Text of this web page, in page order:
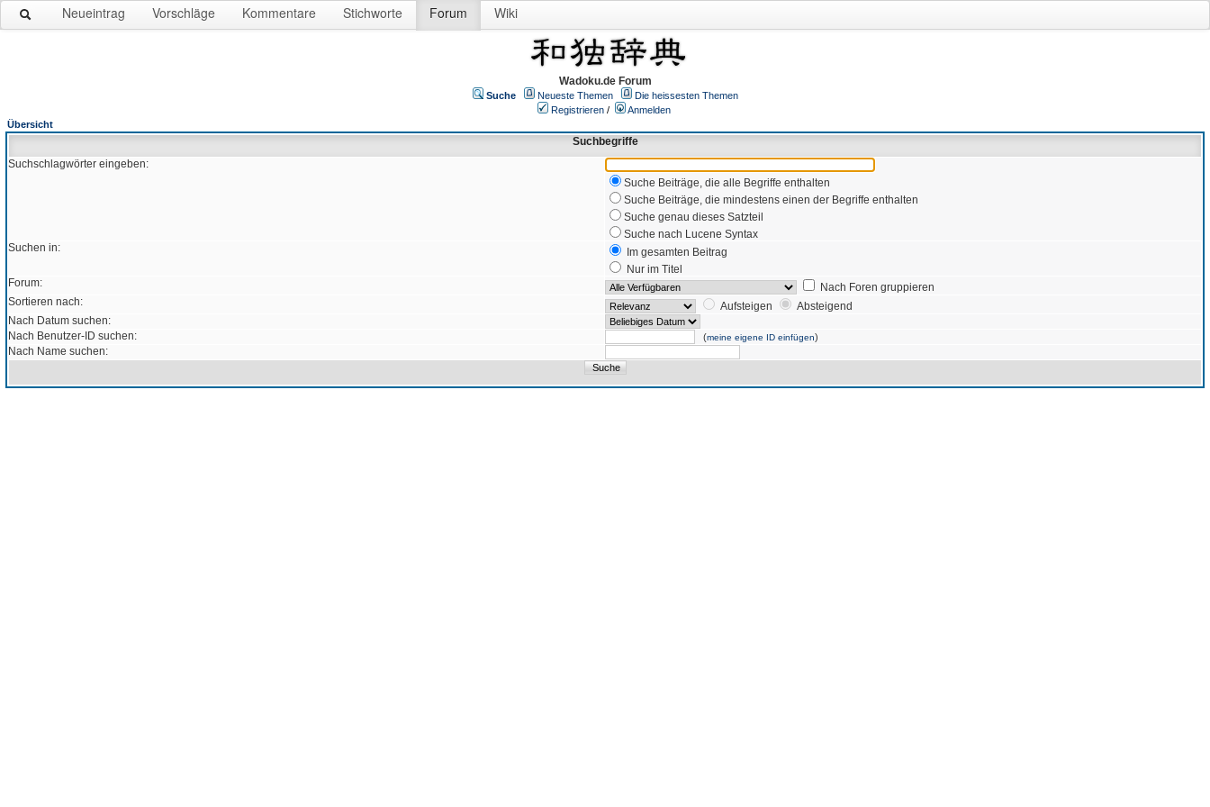
Neueintrag Vorschläge Kommentare Stichworte Forum Wiki
Wadoku.de Forum
Suche Neueste Themen
Die heissesten Themen
Registrieren /
Anmelden
Übersicht
Suchbegriffe
Suchschlagwörter eingeben:
Suche Beiträge, die alle Begriffe enthalten
Suche Beiträge, die mindestens einen der Begriffe enthalten
Suche genau dieses Satzteil
Suche nach Lucene Syntax
Suchen in:
Im gesamten Beitrag
Nur im Titel
Forum:
Nach Foren gruppieren
Sortieren nach:
Aufsteigen
Absteigend
Nach Datum suchen:
Nach Benutzer-ID suchen:
(meine eigene ID einfügen)
Nach Name suchen: